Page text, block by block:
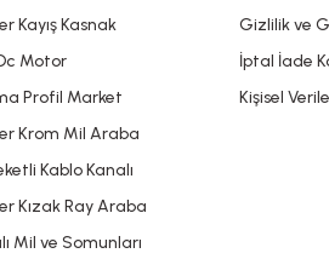
Kayış Kasnak
Motor
Profil Market
Krom Mil Araba
Kablo Kanalı
Kızak Ray Araba
Mil ve Somunları
Gizlilik ve
İptal İade
Kişisel